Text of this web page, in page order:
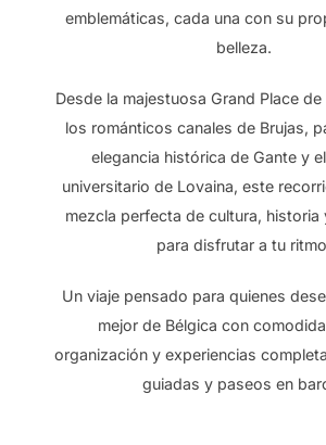
emblemáticas, cada una con su
belleza.
Desde la majestuosa Grand Place
los románticos canales de Brujas,
elegancia histórica de Gante y
universitario de Lovaina, este
mezcla perfecta de cultura, historia
para disfrutar a tu
Un viaje pensado para quienes
mejor de Bélgica con
organización y experiencias
guiadas y paseos en